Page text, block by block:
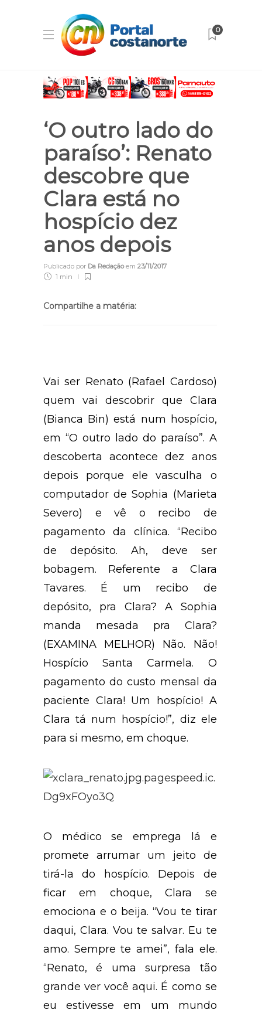
0
‘O outro lado do
paraíso’: Renato
descobre que
Clara está no
hospício dez
anos depois
Publicado por Da Redaçãoem 23/11/2017
1 min
Compartilhe a matéria:
Vai ser Renato (Rafael Cardoso)
quem vai descobrir que Clara
(Bianca Bin) está num hospício,
em “O outro lado do paraíso”. A
descoberta acontece dez anos
depois porque ele vasculha o
computador de Sophia (Marieta
Severo) e vê o recibo de
pagamento da clínica. “Recibo
de depósito. Ah, deve ser
bobagem. Referente a Clara
Tavares. É um recibo de
depósito, pra Clara? A Sophia
manda mesada pra Clara?
(EXAMINA MELHOR) Não. Não!
Hospício Santa Carmela. O
pagamento do custo mensal da
paciente Clara! Um hospício! A
Clara tá num hospício!”, diz ele
para si mesmo, em choque.
O médico se emprega lá e
promete arrumar um jeito de
tirá-la do hospício. Depois de
ficar em choque, Clara se
emociona e o beija. “Vou te tirar
daqui, Clara. Vou te salvar. Eu te
amo. Sempre te amei”, fala ele.
“Renato, é uma surpresa tão
grande ver você aqui. É como se
eu estivesse em um mundo